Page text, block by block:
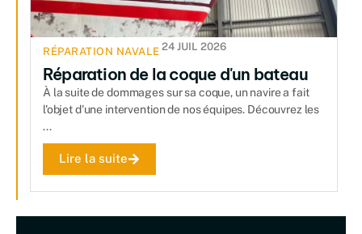
RÉPARATION NAVALE 24 JUIL 2026
Réparation de la coque d'un bateau
À la suite de dommages sur sa coque, un navire a fait
l'objet d'une intervention de nos équipes. Découvrez les
...
Lire la suite